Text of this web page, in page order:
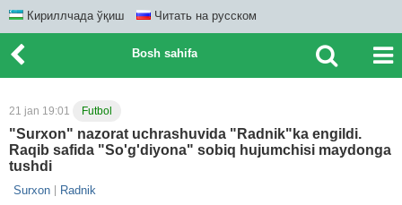
Кириллчада ўқиш Читать на русском
Bosh sahifa
21 jan 19:01 Futbol
"Surxon" nazorat uchrashuvida "Radnik"ka engildi.
Raqib safida "So'g'diyona" sobiq hujumchisi maydonga
tushdi
Surxon Radnik